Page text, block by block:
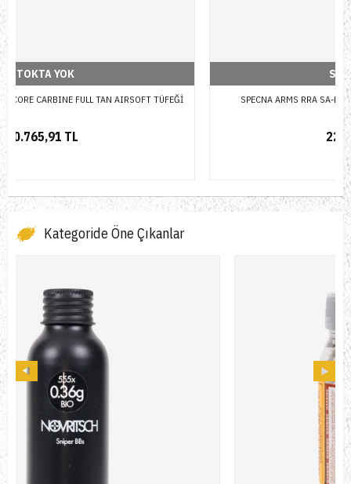
SPECNA ARMS RRA SA-E03 EDGE CARBINE AIRSOFT TÜFEĞİ
Kategoride Öne Çıkanlar